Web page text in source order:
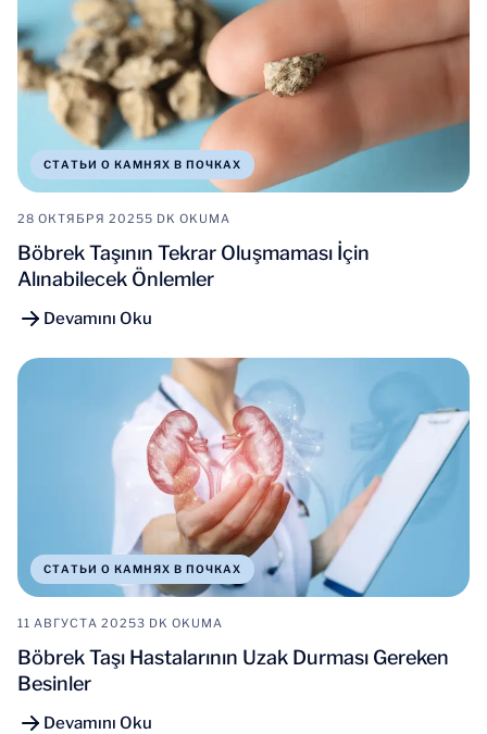
СТАТЬИ О КАМНЯХ В ПОЧКАХ
28 ОКТЯБРЯ 20255 DK OKUMA
Böbrek Taşının Tekrar Oluşmaması İçin
Alınabilecek Önlemler
Devamını Oku
СТАТЬИ О КАМНЯХ В ПОЧКАХ
11 АВГУСТА 20253 DK OKUMA
Böbrek Taşı Hastalarının Uzak Durması Gereken
Besinler
Devamını Oku